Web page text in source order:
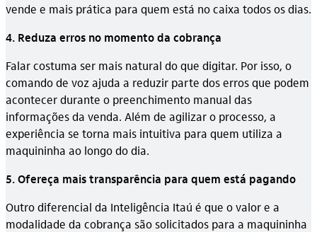
vende e mais prática para quem está no caixa todos os dias.
4. Reduza erros no momento da cobrança
Falar costuma ser mais natural do que digitar. Por isso, o
comando de voz ajuda a reduzir parte dos erros que podem
acontecer durante o preenchimento manual das
informações da venda. Além de agilizar o processo, a
experiência se torna mais intuitiva para quem utiliza a
maquininha ao longo do dia.
5. Ofereça mais transparência para quem está pagando
Outro diferencial da Inteligência Itaú é que o valor e a
modalidade da cobrança são solicitados para a maquininha